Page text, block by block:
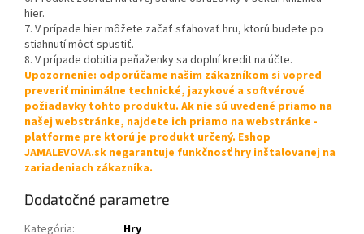
hier.
7. V prípade hier môžete začať sťahovať hru, ktorú budete po
stiahnutí môcť spustiť.
8. V prípade dobitia peňaženky sa doplní kredit na účte.
Upozornenie: odporúčame našim zákazníkom si vopred
preveriť minimálne technické, jazykové a softvérové
požiadavky tohto produktu. Ak nie sú uvedené priamo na
našej webstránke, najdete ich priamo na webstránke -
platforme pre ktorú je produkt určený. Eshop
JAMALEVOVA.sk negarantuje funkčnosť hry inštalovanej na
zariadeniach zákazníka.
Dodatočné parametre
Kategória:
Hry